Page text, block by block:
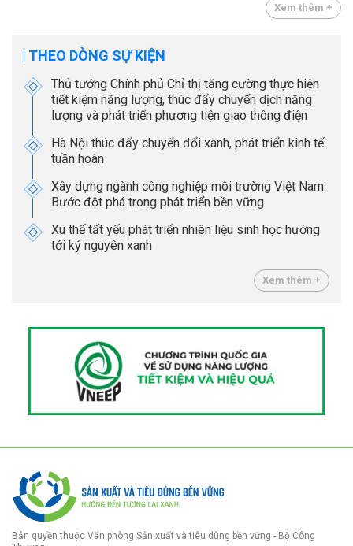
Xem thêm +
THEO DÒNG SỰ KIỆN
Thủ tướng Chính phủ Chỉ thị tăng cường thực hiện
tiết kiệm năng lượng, thúc đẩy chuyển dịch năng
lượng và phát triển phương tiện giao thông điện
Hà Nội thúc đẩy chuyển đổi xanh, phát triển kinh tế
tuần hoàn
Xây dựng ngành công nghiệp môi trường Việt Nam:
Bước đột phá trong phát triển bền vững
Xu thế tất yếu phát triển nhiên liệu sinh học hướng
tới kỷ nguyên xanh
Xem thêm +
Bản quyền thuộc Văn phòng Sản xuất và tiêu dùng bền vững - Bộ Công